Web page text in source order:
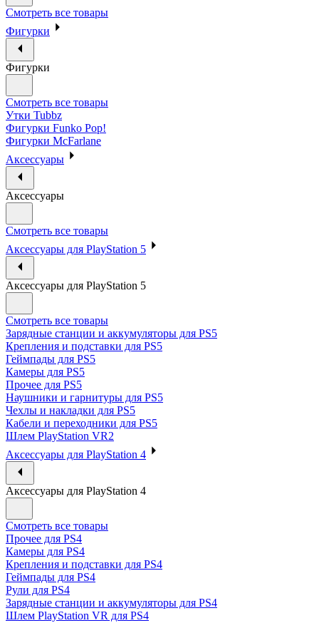
Смотреть все товары
Фигурки
Фигурки
Смотреть все товары
Утки Tubbz
Фигурки Funko Pop!
Фигурки McFarlane
Аксессуары
Аксессуары
Смотреть все товары
Аксессуары для PlayStation 5
Аксессуары для PlayStation 5
Смотреть все товары
Зарядные станции и аккумуляторы для PS5
Крепления и подставки для PS5
Геймпады для PS5
Камеры для PS5
Прочее для PS5
Наушники и гарнитуры для PS5
Чехлы и накладки для PS5
Кабели и переходники для PS5
Шлем PlayStation VR2
Аксессуары для PlayStation 4
Аксессуары для PlayStation 4
Смотреть все товары
Прочее для PS4
Камеры для PS4
Крепления и подставки для PS4
Геймпады для PS4
Рули для PS4
Зарядные станции и аккумуляторы для PS4
Шлем PlayStation VR для PS4